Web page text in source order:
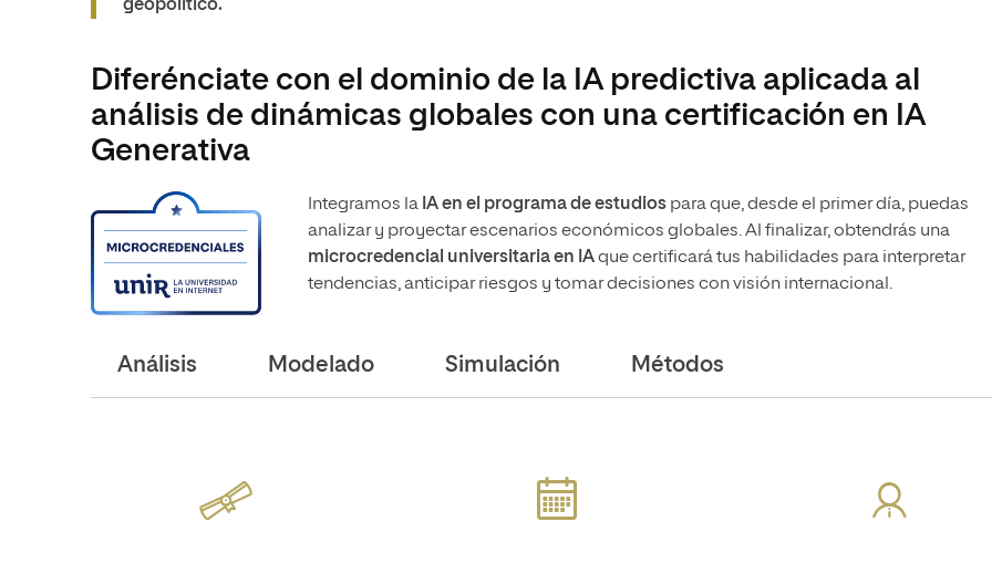
geopolítico.
Diferénciate con el dominio de la IA predictiva aplicada al
análisis de dinámicas globales con una certificación en IA
Generativa
Integramos la IAen el programa de estudios para que, desde el primer día, puedas
analizar y proyectar escenarios económicos globales. Al finalizar, obtendrás una
microcredencial universitaria en IAque certificará tus habilidades para interpretar
tendencias, anticipar riesgos y tomar decisiones con visión internacional.
Análisis Modelado Simulación Métodos